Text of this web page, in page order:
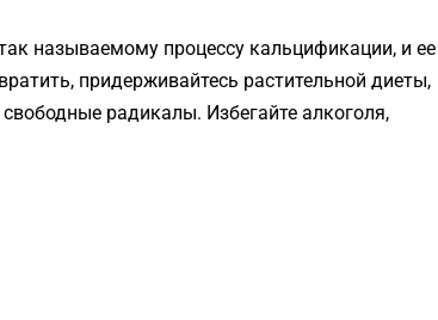
называемому процессу кальцификации, и ее
придерживайтесь растительной диеты,
радикалы. Избегайте алкоголя,